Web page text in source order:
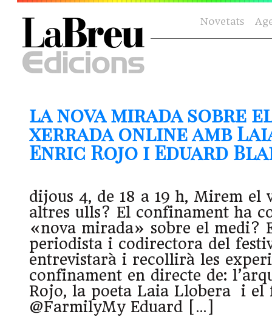
Novetats
la nova mirada sobre
xerrada online amb
Enric Rojo i Eduard
dijous 4, de 18 a 19 h, Mirem el
altres ulls? El confinament ha
«nova mirada» sobre el medi?
periodista i codirectora del
entrevistarà i recollirà les
confinament en directe de:
Rojo, la poeta Laia Llobera i el
@FarmilyMy Eduard […]